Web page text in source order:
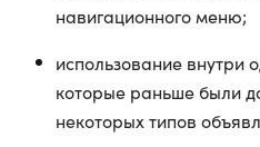
навигационного меню;
использование внутри
которые раньше были
некоторых типов